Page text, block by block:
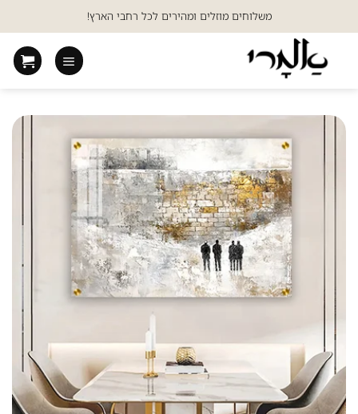
to
content
משלוחים מוזלים ומהירים לכל רחבי הארץ!